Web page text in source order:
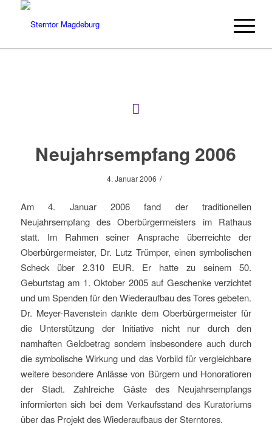
Neujahrsempfang 2006
4. Januar 2006 /
Am 4. Januar 2006 fand der traditionellen
Neujahrsempfang des Oberbürgermeisters im Rathaus
statt. Im Rahmen seiner Ansprache überreichte der
Oberbürgermeister, Dr. Lutz Trümper, einen symbolischen
Scheck über 2.310 EUR. Er hatte zu seinem 50.
Geburtstag am 1. Oktober 2005 auf Geschenke verzichtet
und um Spenden für den Wiederaufbau des Tores gebeten.
Dr. Meyer-Ravenstein dankte dem Oberbürgermeister für
die Unterstützung der Initiative nicht nur durch den
namhaften Geldbetrag sondern insbesondere auch durch
die symbolische Wirkung und das Vorbild für vergleichbare
weitere besondere Anlässe von Bürgern und Honoratioren
der Stadt. Zahlreiche Gäste des Neujahrsempfangs
informierten sich bei dem Verkaufsstand des Kuratoriums
über das Projekt des Wiederaufbaus der Sterntores.